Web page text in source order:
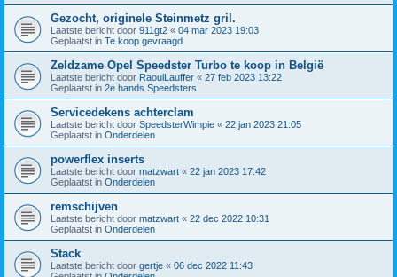
Gezocht, originele Steinmetz gril.
Laatste bericht door 911gt2 « 04 mar 2023 19:03
Geplaatst in Te koop gevraagd
Zeldzame Opel Speedster Turbo te koop in België
Laatste bericht door RaoulLauffer « 27 feb 2023 13:22
Geplaatst in 2e hands Speedsters
Servicedekens achterclam
Laatste bericht door SpeedsterWimpie « 22 jan 2023 21:05
Geplaatst in Onderdelen
powerflex inserts
Laatste bericht door matzwart « 22 jan 2023 17:42
Geplaatst in Onderdelen
remschijven
Laatste bericht door matzwart « 22 dec 2022 10:31
Geplaatst in Onderdelen
Stack
Laatste bericht door gertje « 06 dec 2022 11:43